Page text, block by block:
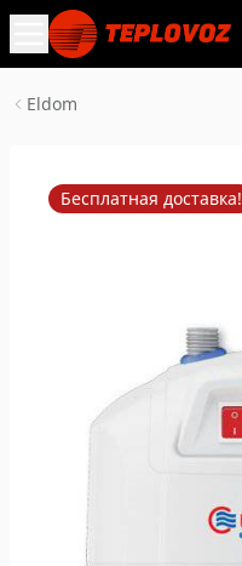
Eldom
Бесплатная доставка!